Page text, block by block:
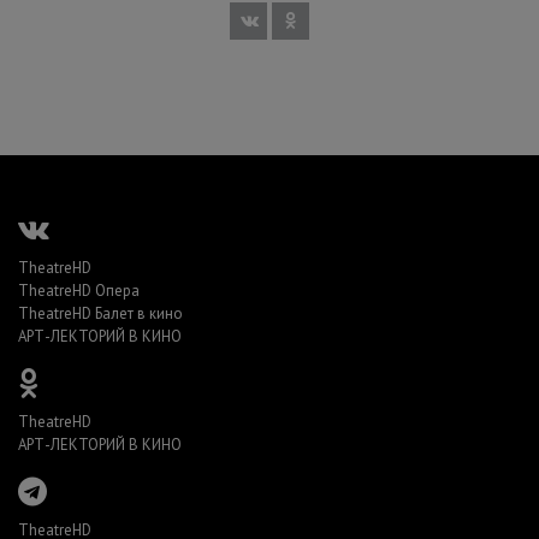
TheatreHD
TheatreHD Опера
TheatreHD Балет в кино
АРТ-ЛЕКТОРИЙ В КИНО
TheatreHD
АРТ-ЛЕКТОРИЙ В КИНО
TheatreHD